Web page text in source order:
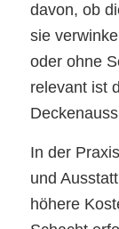
davon, ob
sie
oder ohne
relevant ist
In der
und
höhere